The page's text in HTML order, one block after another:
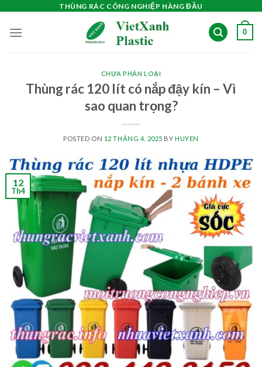
content
THÙNG RÁC CÔNG NGHIỆP HÀNG ĐẦU
0
CHƯA PHÂN LOẠI
Thùng rác 120 lít có nắp đậy kín – Vì
sao quan trọng?
POSTED ON 12 THÁNG 4, 2025 BY HUYEN
12
Th4